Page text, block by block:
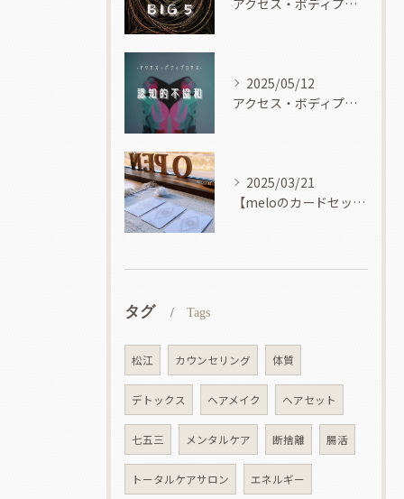
アクセス・ボディプロセス
2025/05/12
アクセス・ボディプロセス
2025/03/21
【meloのカードセッション】
タグ Tags
松江 カウンセリング 体質
デトックス ヘアメイク ヘアセット
七五三 メンタルケア 断捨離 腸活
トータルケアサロン エネルギー